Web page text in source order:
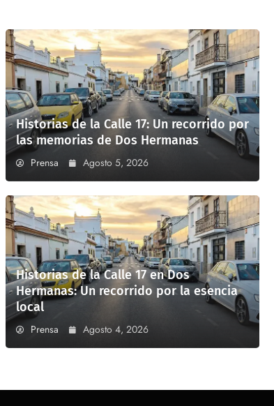
Historias de la Calle 17: Un recorrido por
las memorias de Dos Hermanas
Prensa Agosto 5, 2026
Historias de la Calle 17 en Dos
Hermanas: Un recorrido por la esencia
local
Prensa Agosto 4, 2026